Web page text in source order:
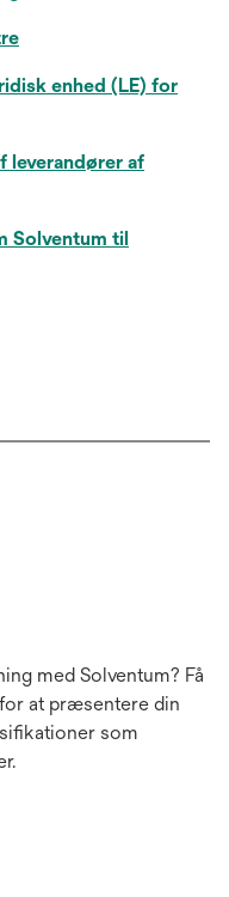
enhed (LE) for
leverandører af
Solventum til
med Solventum? Få
at præsentere din
som